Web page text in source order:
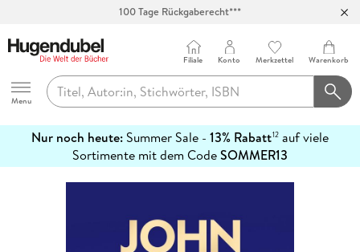
100 Tage Rückgaberecht***
Hugendubel
Menu
Filiale Konto Merkzettel Warenkorb
Nur noch heute: Summer Sale - 13% Rabatt12 auf viele
Sortimente mit dem CodeSOMMER13
erfahren